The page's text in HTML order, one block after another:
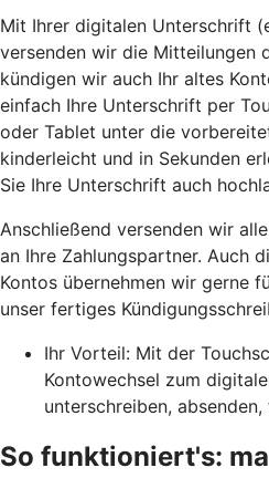
Mit Ihrer digitalen Unterschrift
versenden wir die Mitteilungen
kündigen wir auch Ihr altes
einfach Ihre Unterschrift per
oder Tablet unter die
kinderleicht und in Sekunden
Sie Ihre Unterschrift auch
Anschließend versenden wir
an Ihre Zahlungspartner. Auch
Kontos übernehmen wir gerne
unser fertiges
Ihr Vorteil: Mit der
Kontowechsel zum
unterschreiben,
So funktioniert's: